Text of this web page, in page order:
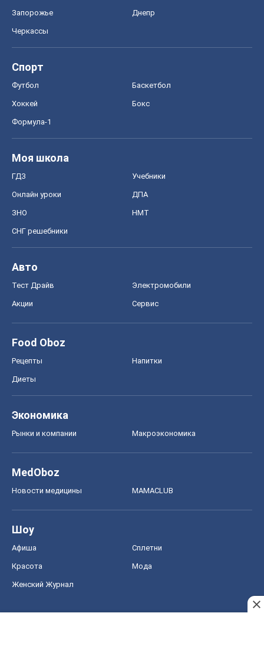
Запорожье Днепр
Черкассы
Спорт
Футбол Баскетбол
Хоккей Бокс
Формула-1
Моя школа
ГДЗ Учебники
Онлайн уроки ДПА
ЗНО НМТ
СНГ решебники
Авто
Тест Драйв Электромобили
Акции Сервис
Food Oboz
Рецепты Напитки
Диеты
Экономика
Рынки и компании Mакроэкономика
MedOboz
Новости медицины MAMACLUB
Шоу
Афиша Сплетни
Красота Мода
Женский Журнал